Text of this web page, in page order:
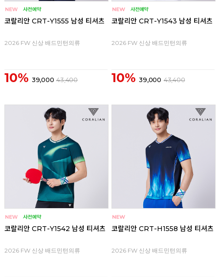
코랄리안 CRT-Y1555 남성 티셔츠
2026 FW 신상 배드민턴의류
10% 39,000 43,400
코랄리안 CRT-Y1543 남성 티셔츠
2026 FW 신상 배드민턴의류
10% 39,000 43,400
코랄리안 CRT-Y1542 남성 티셔츠
2026 FW 신상 배드민턴의류
코랄리안 CRT-H1558 남성 티셔츠
2026 FW 신상 배드민턴의류